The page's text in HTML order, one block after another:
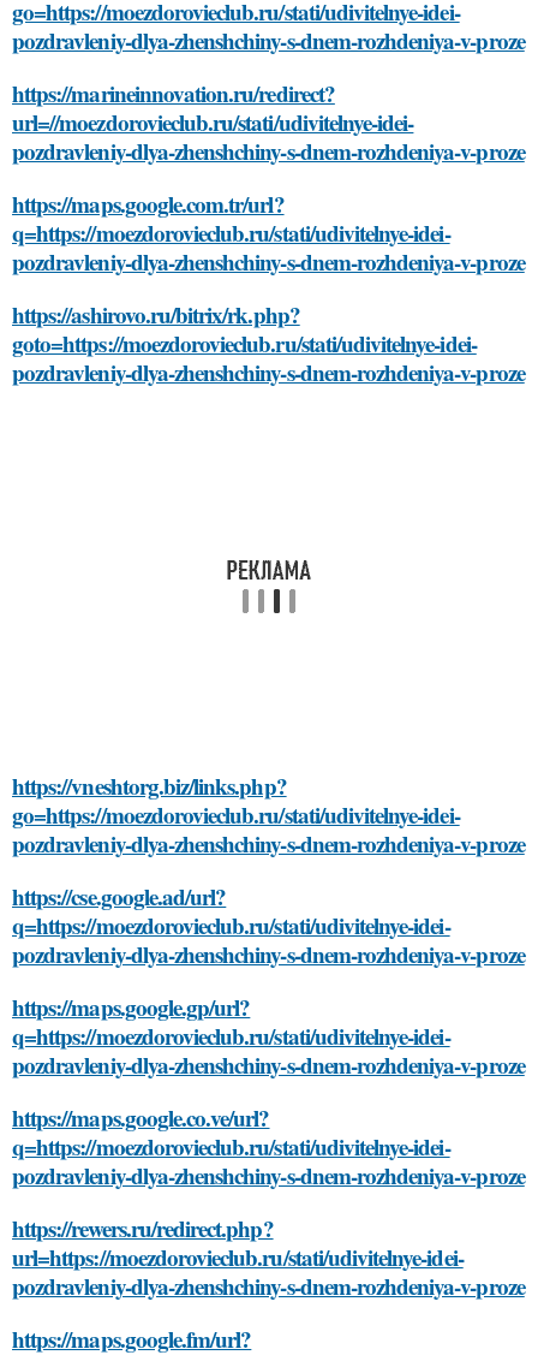
go=https://moezdorovieclub.ru/stati/udivitelnye-idei-
pozdravleniy-dlya-zhenshchiny-s-dnem-rozhdeniya-v-proze
https://marineinnovation.ru/redirect?
url=//moezdorovieclub.ru/stati/udivitelnye-idei-
pozdravleniy-dlya-zhenshchiny-s-dnem-rozhdeniya-v-proze
https://maps.google.com.tr/url?
q=https://moezdorovieclub.ru/stati/udivitelnye-idei-
pozdravleniy-dlya-zhenshchiny-s-dnem-rozhdeniya-v-proze
https://ashirovo.ru/bitrix/rk.php?
goto=https://moezdorovieclub.ru/stati/udivitelnye-idei-
pozdravleniy-dlya-zhenshchiny-s-dnem-rozhdeniya-v-proze
https://vneshtorg.biz/links.php?
go=https://moezdorovieclub.ru/stati/udivitelnye-idei-
pozdravleniy-dlya-zhenshchiny-s-dnem-rozhdeniya-v-proze
https://cse.google.ad/url?
q=https://moezdorovieclub.ru/stati/udivitelnye-idei-
pozdravleniy-dlya-zhenshchiny-s-dnem-rozhdeniya-v-proze
https://maps.google.gp/url?
q=https://moezdorovieclub.ru/stati/udivitelnye-idei-
pozdravleniy-dlya-zhenshchiny-s-dnem-rozhdeniya-v-proze
https://maps.google.co.ve/url?
q=https://moezdorovieclub.ru/stati/udivitelnye-idei-
pozdravleniy-dlya-zhenshchiny-s-dnem-rozhdeniya-v-proze
https://rewers.ru/redirect.php?
url=https://moezdorovieclub.ru/stati/udivitelnye-idei-
pozdravleniy-dlya-zhenshchiny-s-dnem-rozhdeniya-v-proze
https://maps.google.fm/url?